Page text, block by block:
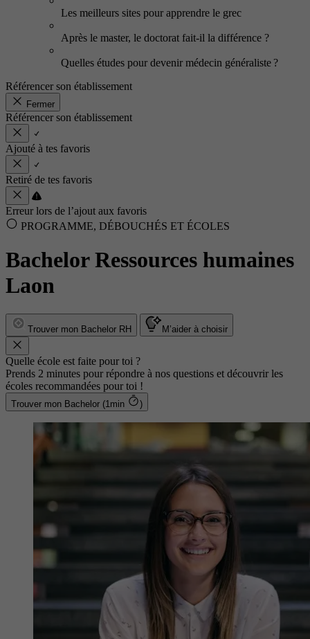
Les meilleurs sites pour apprendre le grec
Après le master, le doctorat fait-il la différence ?
Quelles études pour devenir médecin généraliste ?
Référencer son établissement
Fermer
Référencer son établissement
Ajouté à tes favoris
Retiré de tes favoris
Erreur lors de l’ajout aux favoris
PROGRAMME, DÉBOUCHÉS ET ÉCOLES
Bachelor Ressources humaines
Laon
Trouver mon Bachelor RH M’aider à choisir
Quelle école est faite pour toi ?
Prends 2 minutes pour répondre à nos questions et découvrir les
écoles recommandées pour toi !
Trouver mon Bachelor (1min )